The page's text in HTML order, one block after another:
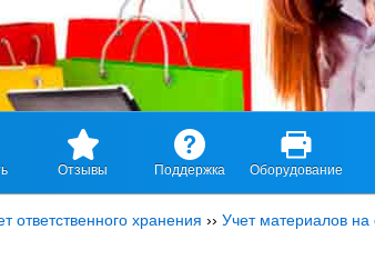
Отзывы Поддержка Оборудование
ответственного хранения ›› Учет материалов на